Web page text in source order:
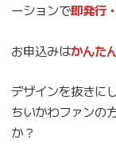
ーションで即発行
お申込みはかんた
デザインを抜きに
ちいかわファンの
か？